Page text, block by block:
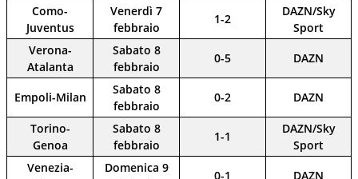
Como-
Juventus
Venerdì 7
febbraio
1-2
DAZN/Sky
Sport
Verona-
Atalanta
Sabato 8
febbraio
0-5 DAZN
Empoli-Milan
Sabato 8
febbraio
0-2 DAZN
Torino-
Genoa
Sabato 8
febbraio
1-1
DAZN/Sky
Sport
Venezia-
Domenica 9
0-1 DAZN